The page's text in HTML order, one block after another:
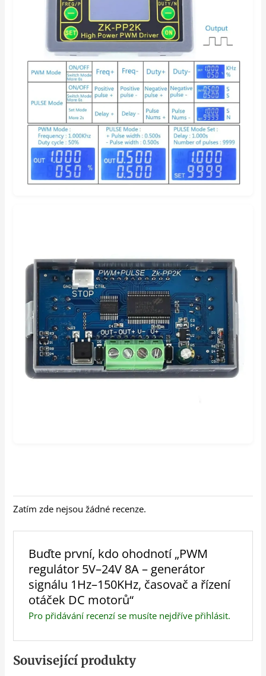
Zatím zde nejsou žádné recenze.
Buďte první, kdo ohodnotí „PWM
regulátor 5V–24V 8A – generátor
signálu 1Hz–150KHz, časovač a řízení
otáček DC motorů“
Pro přidávání recenzí se musíte nejdříve přihlásit.
Související produkty